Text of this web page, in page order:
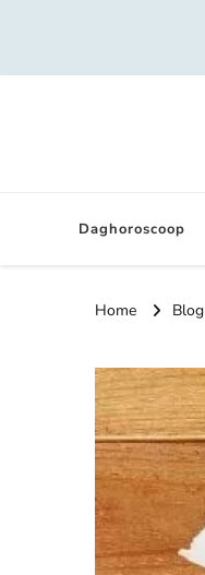
Daghoroscoop
Home Blog